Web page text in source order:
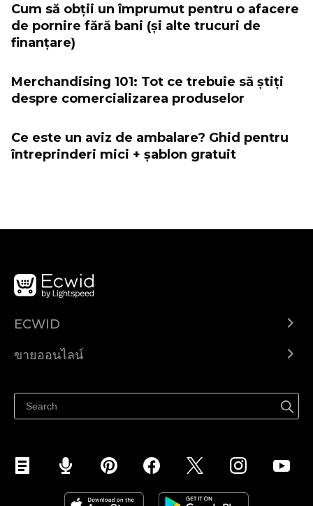
Cum să obții un împrumut pentru o afacere
de pornire fără bani (și alte trucuri de
finanțare)
Merchandising 101: Tot ce trebuie să știți
despre comercializarea produselor
Ce este un aviz de ambalare? Ghid pentru
întreprinderi mici + șablon gratuit
ECWID
ราคา
ขายออนไลน์
ขายบนเฟสบุ๊ค